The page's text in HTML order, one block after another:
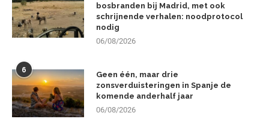
bosbranden bij Madrid, met ook
schrijnende verhalen: noodprotocol
nodig
06/08/2026
6
Geen één, maar drie
zonsverduisteringen in Spanje de
komende anderhalf jaar
06/08/2026